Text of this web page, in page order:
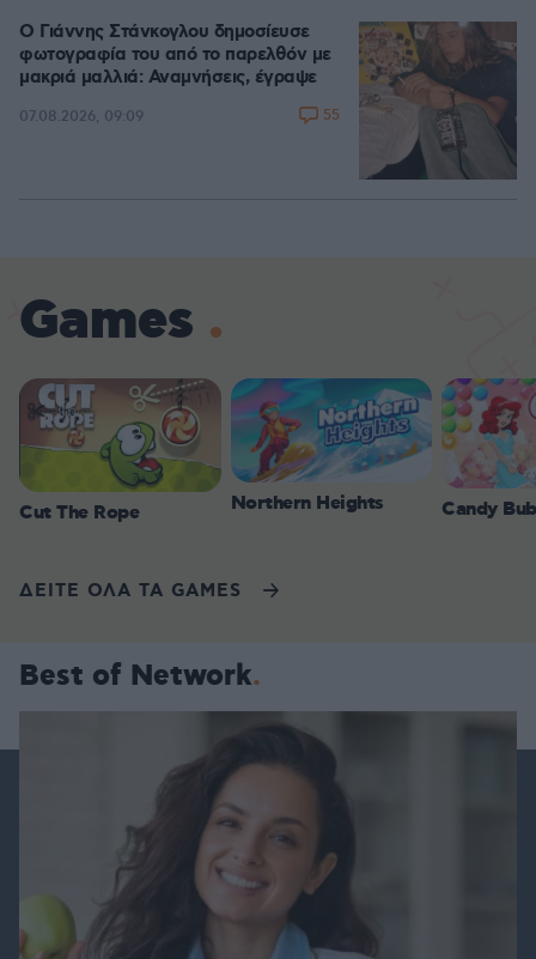
Ο Γιάννης Στάνκογλου δημοσίευσε
φωτογραφία του από το παρελθόν με
μακριά μαλλιά: Αναμνήσεις, έγραψε
07.08.2026, 09:09 55
Games
Cut The Rope Northern Heights Candy
ΔΕΙΤΕ ΟΛΑ ΤΑ GAMES
Best of Network